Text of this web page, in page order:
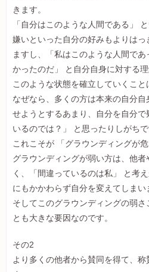
きます。
「自分はこのような人間である」
嫌いといった自分の好みもよりは
ますし、「私はこのような人間で
かったのだ」 と自分自身に対する理
このような状態を確立していくこと
なぜなら、多くの方は本来の自分
せようとするあまり、自分を自分
いるのでは？」 と思ったりしがちで
これこそが 「グラウンディングが
グラウンディングが弱い方は、他
く、「間違っているのは私」 と考
にもかかわらず自分を変えてしまい
そしてこのグラウンディングの弱
とも大きな要因なのです。
その2
より多くの他者から賛同を得て、